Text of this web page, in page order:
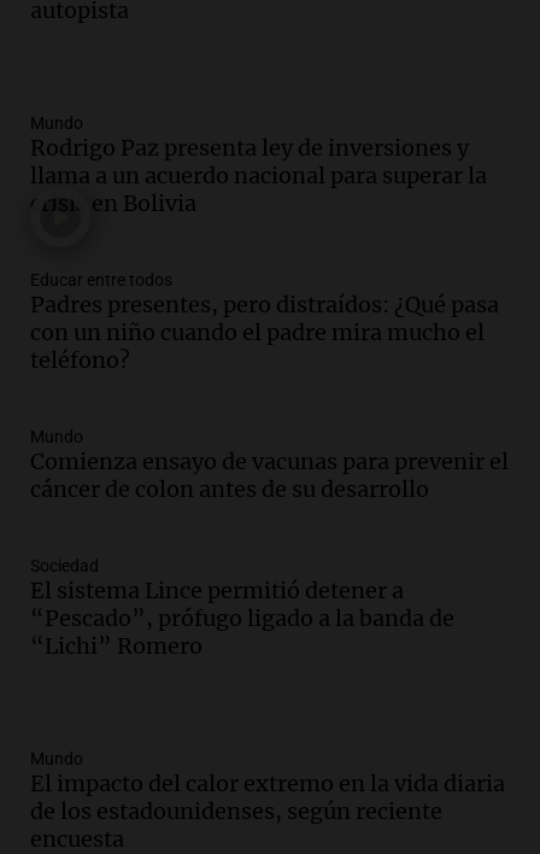
autopista
Mundo
Rodrigo Paz presenta ley de inversiones y
llama a un acuerdo nacional para superar la
crisis en Bolivia
Educar entre todos
Padres presentes, pero distraídos: ¿Qué pasa
con un niño cuando el padre mira mucho el
teléfono?
Mundo
Comienza ensayo de vacunas para prevenir el
cáncer de colon antes de su desarrollo
Sociedad
El sistema Lince permitió detener a
“Pescado”, prófugo ligado a la banda de
“Lichi” Romero
Mundo
El impacto del calor extremo en la vida diaria
de los estadounidenses, según reciente
encuesta